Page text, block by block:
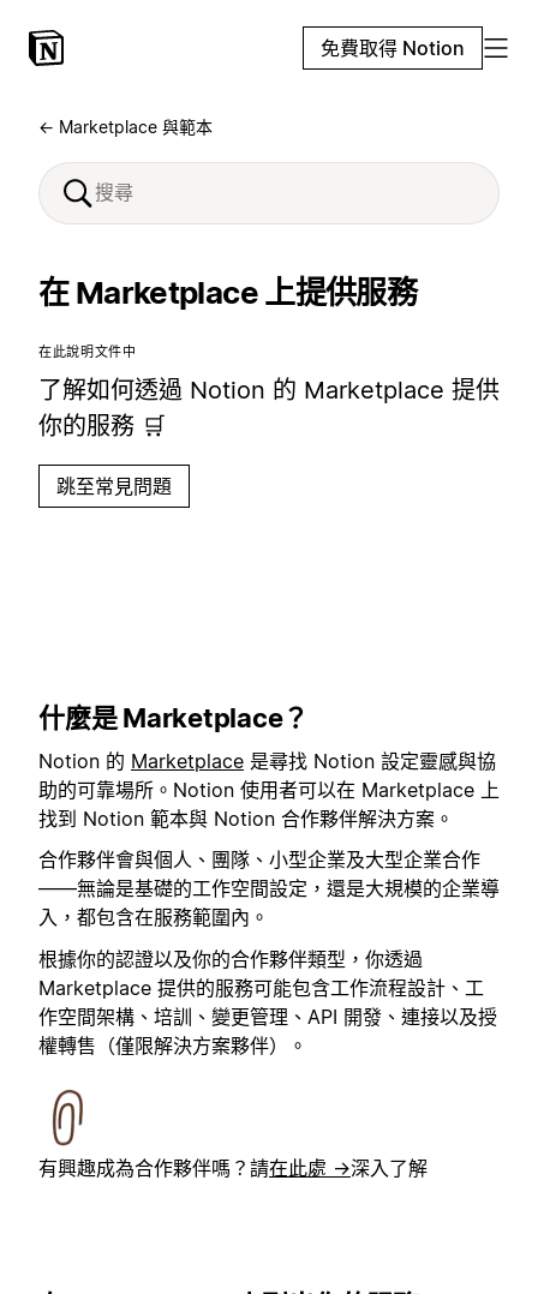
免費取得 Notion
← Marketplace 與範本
在 Marketplace 上提供服務
在此說明文件中
了解如何透過 Notion 的 Marketplace 提供
你的服務 🛒
跳至常見問題
什麼是 Marketplace？
Notion 的 Marketplace 是尋找 Notion 設定靈感與協
助的可靠場所。Notion 使用者可以在 Marketplace 上
找到 Notion 範本與 Notion 合作夥伴解決方案。
合作夥伴會與個人、團隊、小型企業及大型企業合作
——無論是基礎的工作空間設定，還是大規模的企業導
入，都包含在服務範圍內。
根據你的認證以及你的合作夥伴類型，你透過
Marketplace 提供的服務可能包含工作流程設計、工
作空間架構、培訓、變更管理、API 開發、連接以及授
權轉售（僅限解決方案夥伴）。
有興趣成為合作夥伴嗎？請在此處 →深入了解